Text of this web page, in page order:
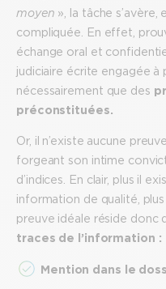
moyen », la tâche
compliquée. En effet,
échange oral et
judiciaire écrite engagée à
nécessairement que des
préconstituées.
Or, il n’existe aucune
forgeant son intime
d’indices. En clair, plus il
information de qualité,
preuve idéale réside donc
traces de l’information :
Mention dans le